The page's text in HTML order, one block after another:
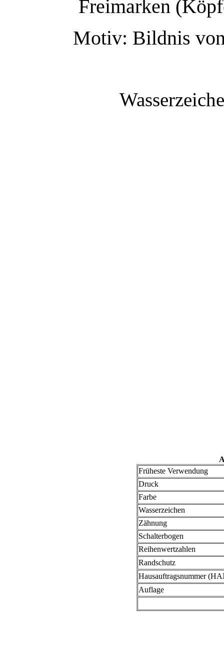
Freimarken
Motiv: Bildnis
Früheste Verwendung
Druck
Farbe
Wasserzeichen
Zähnung
Schalterbogen
Reihenwertzahlen
Randschutz
Hausauftragsnummer
Auflage